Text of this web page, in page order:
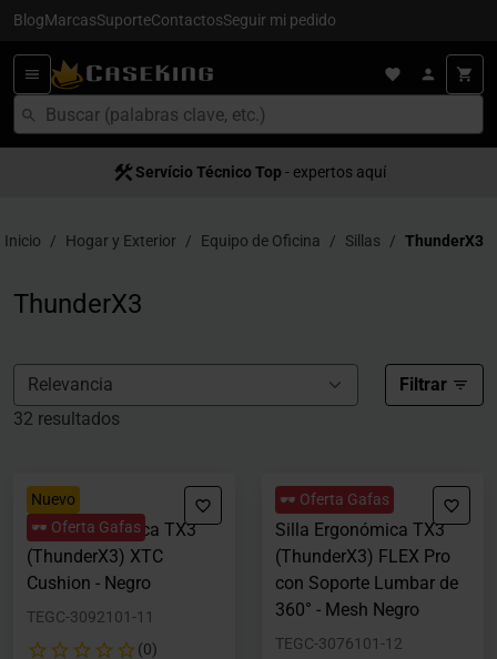
BlogMarcasSuporteContactosSeguir mi pedido
Entrega en 24/48h- para España
Servício Técnico Top - expertos aquí
Inicio Hogar y Exterior Equipo de Oficina Sillas ThunderX3
ThunderX3
Filtrar
32 resultados
Nuevo
🕶️ Oferta Gafas
Silla Ergonómica TX3
(ThunderX3) XTC
Cushion - Negro
TEGC-3092101-11
(0)
🕶️ Oferta Gafas
Silla Ergonómica TX3
(ThunderX3) FLEX Pro
con Soporte Lumbar de
360° - Mesh Negro
TEGC-3076101-12